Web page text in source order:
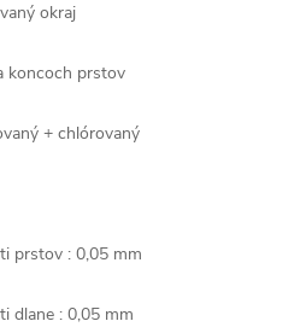
okraj
koncoch prstov
+ chlórovaný
prstov : 0,05 mm
dlane : 0,05 mm